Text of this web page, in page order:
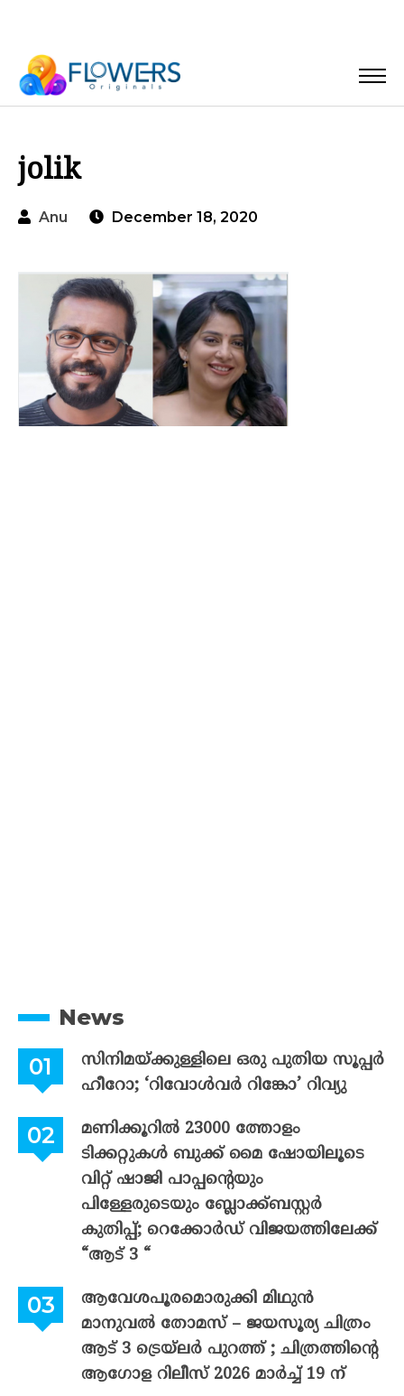
jolik
Anu December 18, 2020
News
സിനിമയ്ക്കുള്ളിലെ ഒരു പുതിയ സൂപ്പർ
ഹീറോ; ‘റിവോൾവർ റിങ്കോ’ റിവ്യു
മണിക്കൂറിൽ 23000 ത്തോളം
ടിക്കറ്റുകൾ ബുക്ക് മൈ ഷോയിലൂടെ
വിറ്റ് ഷാജി പാപ്പന്റെയും
പിള്ളേരുടെയും ബ്ലോക്ക്ബസ്റ്റർ
കുതിപ്പ്; റെക്കോർഡ് വിജയത്തിലേക്ക്
“ആട് 3 “
ആവേശപൂരമൊരുക്കി മിഥുൻ
മാനുവൽ തോമസ് – ജയസൂര്യ ചിത്രം
ആട് 3 ട്രെയ്‌ലർ പുറത്ത് ; ചിത്രത്തിന്റെ
ആഗോള റിലീസ് 2026 മാർച്ച് 19 ന്